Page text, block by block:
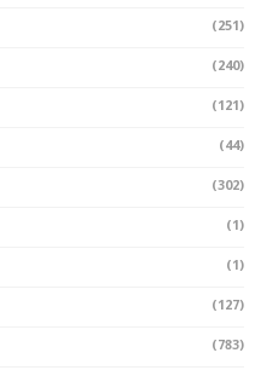
(251)
(240)
(121)
(44)
(302)
(1)
(1)
(127)
(783)